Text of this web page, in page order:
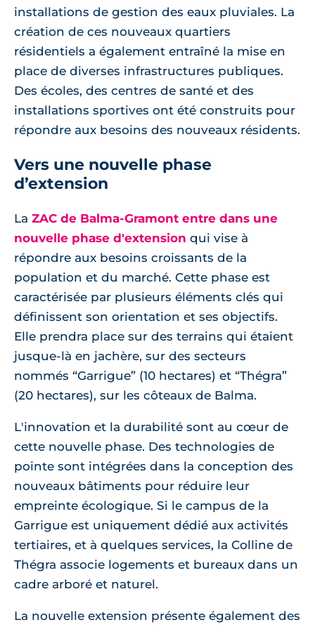
installations de gestion des eaux pluviales. La
création de ces nouveaux quartiers
résidentiels a également entraîné la mise en
place de diverses infrastructures publiques.
Des écoles, des centres de santé et des
installations sportives ont été construits pour
répondre aux besoins des nouveaux résidents.
Vers une nouvelle phase
d’extension
La ZAC de Balma-Gramont entre dans une
nouvelle phase d'extension qui vise à
répondre aux besoins croissants de la
population et du marché. Cette phase est
caractérisée par plusieurs éléments clés qui
définissent son orientation et ses objectifs.
Elle prendra place sur des terrains qui étaient
jusque-là en jachère, sur des secteurs
nommés “Garrigue” (10 hectares) et “Thégra”
(20 hectares), sur les côteaux de Balma.
L'innovation et la durabilité sont au cœur de
cette nouvelle phase. Des technologies de
pointe sont intégrées dans la conception des
nouveaux bâtiments pour réduire leur
empreinte écologique. Si le campus de la
Garrigue est uniquement dédié aux activités
tertiaires, et à quelques services, la Colline de
Thégra associe logements et bureaux dans un
cadre arboré et naturel.
La nouvelle extension présente également des